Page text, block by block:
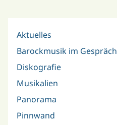
Aktuelles
Barockmusik im Gespräch
Diskografie
Musikalien
Panorama
Pinnwand